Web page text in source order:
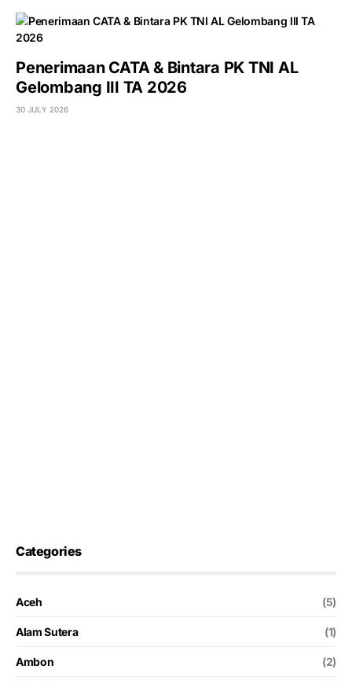
Penerimaan CATA & Bintara PK TNI AL
Gelombang III TA 2026
30 JULY 2026
Categories
Aceh (5)
Alam Sutera (1)
Ambon (2)